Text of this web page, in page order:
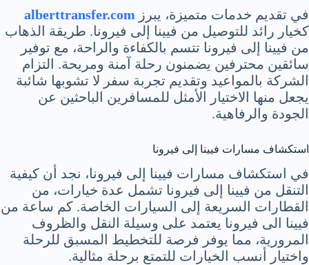
في تقديم خدمات متميزة، يبرز alberttransfer.com
كخيار رائد للتوصيل من فيينا إلى فيرونا. طريقة الذهاب
من فيينا إلى فيرونا تتسم بالكفاءة والراحة، مع توفير
سائقين محترفين يضمنون رحلة آمنة ومريحة. التزام
الشركة بالمواعيد وتقديم تجربة سفر لا تشوبها شائبة
يجعل منها الاختيار الأمثل للمسافرين الباحثين عن
الجودة والرفاهية.
استكشاف مسارات فيينا إلى فيرونا
في استكشاف مسارات فيينا إلى فيرونا، نجد أن كيفية
التنقل من فيينا إلى فيرونا تشمل عدة خيارات، من
القطارات السريعة إلى السيارات الخاصة. كم ساعة من
فيينا الى فيرونا يعتمد على وسيلة النقل والظروف
المرورية، مما يوفر فرصة للتخطيط المسبق للرحلة
واختيار أنسب الخيارات للتمتع برحلة مثالية.